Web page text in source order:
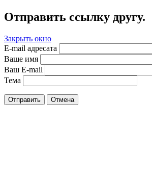
Отправить ссылку другу.
Закрыть окно
E-mail адресата
Ваше имя
Ваш E-mail
Тема
Отправить Отмена